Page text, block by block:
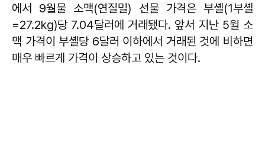
에서 9월물 소맥(연질밀) 선물 가격은 부셸(1부셸
=27.2kg)당 7.04달러에 거래됐다. 앞서 지난 5월 소
맥 가격이 부셸당 6달러 이하에서 거래된 것에 비하면
매우 빠르게 가격이 상승하고 있는 것이다.